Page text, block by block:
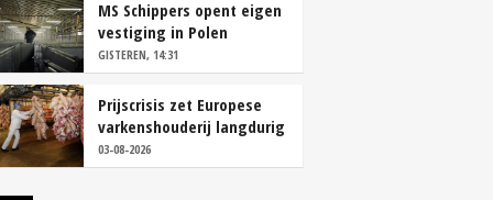
MS Schippers opent eigen
vestiging in Polen
GISTEREN, 14:31
Prijscrisis zet Europese
varkenshouderij langdurig
onder druk
03-08-2026